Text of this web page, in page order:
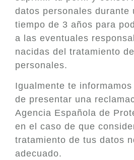
datos personales durante
tiempo de 3 años para
a las eventuales
nacidas del tratamiento
personales.
Igualmente te
de presentar una
Agencia Española de
en el caso de que
tratamiento de tus datos
adecuado.